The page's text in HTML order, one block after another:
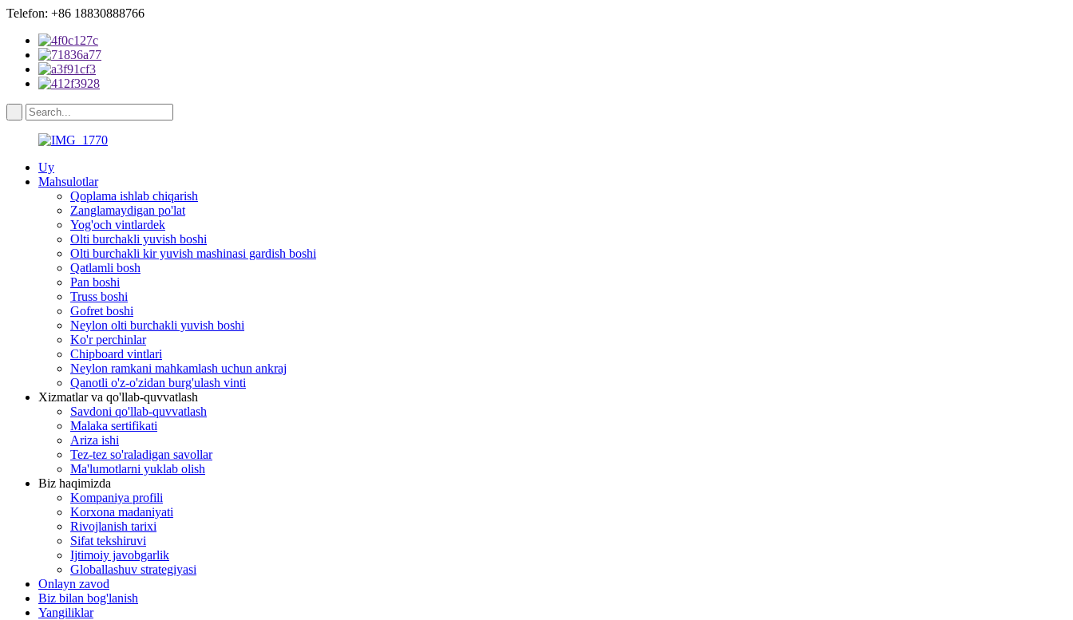
Telefon: +86 18830888766
Uy
Mahsulotlar
Qoplama ishlab chiqarish
Zanglamaydigan po'lat
Yog'och vintlardek
Olti burchakli yuvish boshi
Olti burchakli kir yuvish mashinasi gardish boshi
Qatlamli bosh
Pan boshi
Truss boshi
Gofret boshi
Neylon olti burchakli yuvish boshi
Ko'r perchinlar
Chipboard vintlari
Neylon ramkani mahkamlash uchun ankraj
Qanotli o'z-o'zidan burg'ulash vinti
Xizmatlar va qo'llab-quvvatlash
Savdoni qo'llab-quvvatlash
Malaka sertifikati
Ariza ishi
Tez-tez so'raladigan savollar
Ma'lumotlarni yuklab olish
Biz haqimizda
Kompaniya profili
Korxona madaniyati
Rivojlanish tarixi
Sifat tekshiruvi
Ijtimoiy javobgarlik
Globallashuv strategiyasi
Onlayn zavod
Biz bilan bog'lanish
Yangiliklar